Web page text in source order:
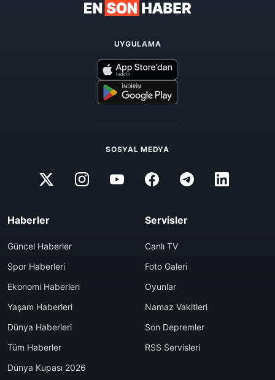
UYGULAMA
SOSYAL MEDYA
Haberler
Güncel Haberler
Spor Haberleri
Ekonomi Haberleri
Yaşam Haberleri
Dünya Haberleri
Tüm Haberler
Dünya Kupası 2026
Servisler
Canlı TV
Foto Galeri
Oyunlar
Namaz Vakitleri
Son Depremler
RSS Servisleri